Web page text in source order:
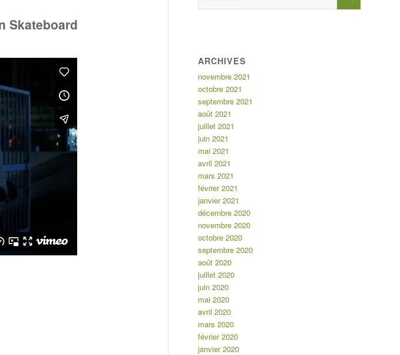
Skateboard
ARCHIVES
novembre 2021
octobre 2021
septembre 2021
août 2021
juillet 2021
juin 2021
mai 2021
avril 2021
mars 2021
février 2021
janvier 2021
décembre 2020
novembre 2020
octobre 2020
septembre 2020
août 2020
juillet 2020
juin 2020
mai 2020
avril 2020
mars 2020
février 2020
janvier 2020